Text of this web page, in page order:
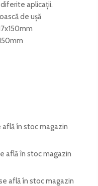
aplicații.
de ușă
află în stoc magazin
află în stoc magazin
află în stoc magazin